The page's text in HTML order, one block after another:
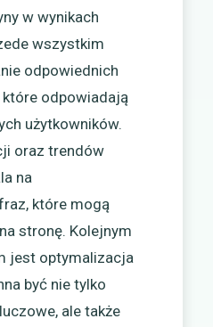
w wynikach
wszystkim
odpowiednich
odpowiadają
użytkowników.
oraz trendów
na
które mogą
stronę. Kolejnym
jest optymalizacja
być nie tylko
ale także